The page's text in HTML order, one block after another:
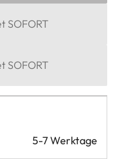
SOFORT
SOFORT
5-7 Werktage